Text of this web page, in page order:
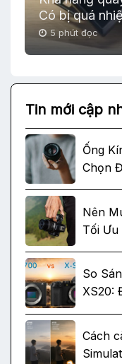
Có bị quá
5 phút đọc
Tin mới cập
Ống
Chọn
Nên
Tối Ưu
So
XS20:
Cách